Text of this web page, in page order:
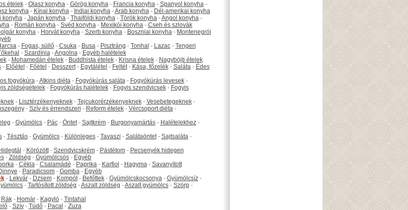
ételek- Olasz konyha- Görög konyha- Francia konyha- Spanyol konyha-
konyha- Kínai konyha- Indiai konyha-Arab konyha- Dél-amerikai konyha
konyha- Japán konyha- Thaiföldi konyha- Török konyha-Angol konyha-
- Román konyha- Svéd konyha- Mexikói konyha- Cseh és szlovák
konyha- Horvát konyha- Szerb konyha- Boszniai konyha- Montenegrói
- Fogas, süllő- Csuka- Busa- Pisztráng - Tonhal - Lazac- Tengeri
- Szardínia-Angolna- Egyéb halételek
- Mohamedán ételek- Buddhista ételek- Krisna ételek- Nagyböjti ételek
- Előétel - Főétel - Desszert- Egytálétel - Feltét- Kása, főzelék- Saláta- Édes
fogyókúra-Atkins diéta- Fogyókúrás saláta- Fogyókúrás levesek-
zöldségételek- Fogyókúrás halételek- Fogyis szendvicsek- Fogyis
- Lisztérzékenyeknek- Tejcukorérzékenyeknek- Vesebetegeknek-
- Szív és érrendszeri - Reform ételek- Vércsoport diéta-
- Gyümölcs- Pác- Öntet- Sajtkrém- Burgonyamártás- Halételekhez-
- Tésztás- Gyümölcs- Különleges- Tavaszi - Salátaöntet- Sajtsaláta-
Hidegtál - Körözött- Szendvicskrém- Pástétom- Pecsenyék hidegen
- Zöldség - Gyümölcsös- Egyéb
- Cékla- Csalamádé - Paprika- Karfiol - Hagyma- Savanyított
- Paradicsom- Gomba- Egyéb
- Lekvár- Dzsem- Kompót- Befőttek- Gyümölcskocsonya- Gyümölcsíz-
- Tartósított zöldség -Aszalt zöldség -Aszalt gyümölcs- Szörp-
Rák- Homár- Kagyló- Tintahal
- Szív- Tüdő- Pacal - Zuza